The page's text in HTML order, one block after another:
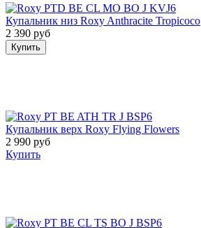
Купальник низ Roxy Anthracite Tropicoco
2 390 руб
Купить
Купальник верх Roxy Flying Flowers
2 990 руб
Купить